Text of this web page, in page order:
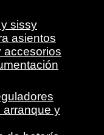
sissy
asientos
accesorios
arranque y